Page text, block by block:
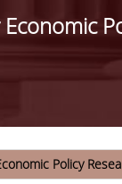
Policy